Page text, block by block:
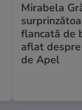
Mirabela
flancată de
aflat
de Apel